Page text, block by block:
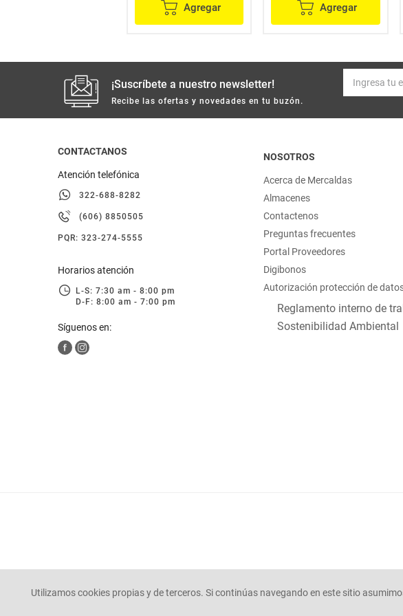
Utilizamos cookies propias y de terceros. Si continúas navegando en este sitio
Agregar Agregar
¡Suscríbete a nuestro newsletter!
Recibe las ofertas y novedades en tu buzón.
CONTACTANOS
Atención telefónica
322-688-8282
(606) 8850505
PQR: 323-274-5555
Horarios atención
L-S: 7:30 am - 8:00 pm
D-F: 8:00 am - 7:00 pm
Síguenos en:
NOSOTROS
Acerca de Mercaldas
Almacenes
Contactenos
Preguntas frecuentes
Portal Proveedores
Digibonos
Autorización protección de
Reglamento interno de
Sostenibilidad Ambiental
© Mercaldas 2025. todos los derechos reservados.